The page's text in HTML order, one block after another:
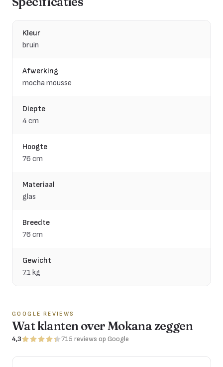
Kleur
bruin
Afwerking
mocha mousse
Diepte
4 cm
Hoogte
76 cm
Materiaal
glas
Breedte
76 cm
Gewicht
7.1 kg
GOOGLE REVIEWS
Wat klanten over Mokana zeggen
4,3 715 reviews op Google